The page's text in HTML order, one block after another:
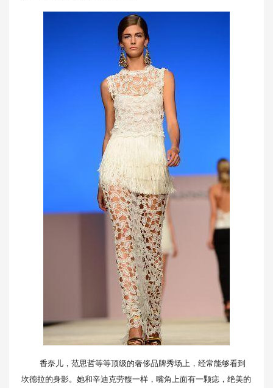
香奈儿，范思哲等等顶级的奢侈品牌秀场上，经常能够看到
坎德拉的身影。她和辛迪克劳馥一样，嘴角上面有一颗痣，绝美的